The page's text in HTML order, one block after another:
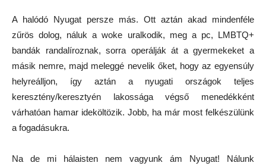
A halódó Nyugat persze más. Ott aztán akad mindenféle
zűrös dolog, náluk a woke uralkodik, meg a pc, LMBTQ+
bandák randalíroznak, sorra operálják át a gyermekeket a
másik nemre, majd meleggé nevelik őket, hogy az egyensúly
helyreálljon, így aztán a nyugati országok teljes
keresztény/keresztyén lakossága végső menedékként
várhatóan hamar ideköltözik. Jobb, ha már most felkészülünk
a fogadásukra.
Na de mi hálaisten nem vagyunk ám Nyugat! Nálunk